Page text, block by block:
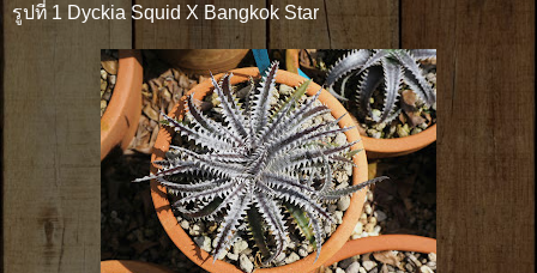
รูปที่ 1 Dyckia Squid X Bangkok Star